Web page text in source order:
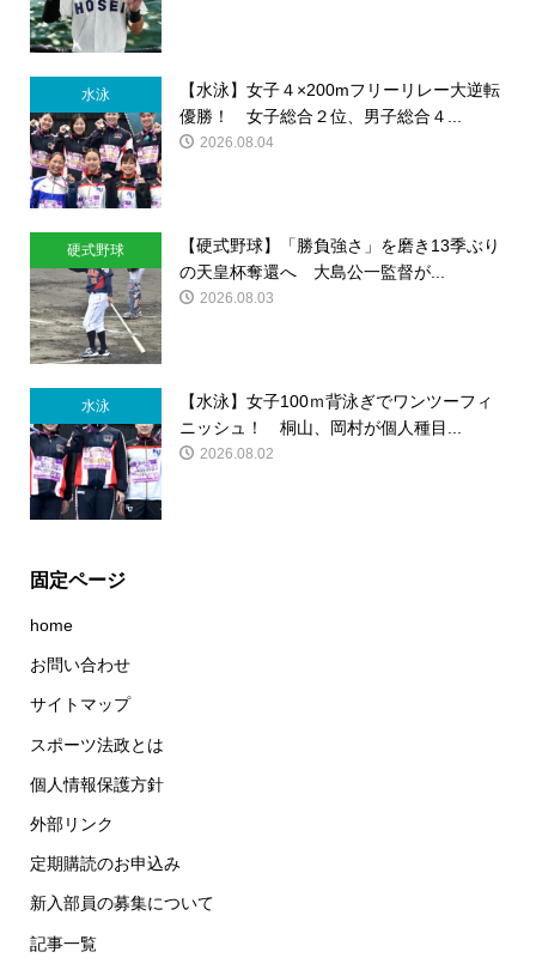
水泳
【水泳】女子４×200mフリーリレー大逆転
優勝！ 女子総合２位、男子総合４...
2026.08.04
硬式野球
【硬式野球】「勝負強さ」を磨き13季ぶり
の天皇杯奪還へ 大島公一監督が...
2026.08.03
水泳
【水泳】女子100ｍ背泳ぎでワンツーフィ
ニッシュ！ 桐山、岡村が個人種目...
2026.08.02
固定ページ
home
お問い合わせ
サイトマップ
スポーツ法政とは
個人情報保護方針
外部リンク
定期購読のお申込み
新入部員の募集について
記事一覧